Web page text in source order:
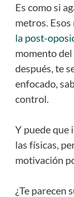
Es como si
metros.
la post-
momento del
después, te
enfocado,
control.
Y puede que
las físicas,
motivación
¿Te parecen